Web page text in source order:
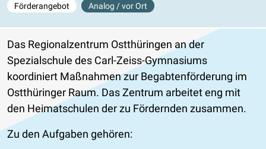
Förderangebot Analog / vor Ort
Das Regionalzentrum Ostthüringen an der
Spezialschule des Carl-Zeiss-Gymnasiums
koordiniert Maßnahmen zur Begabtenförderung im
Ostthüringer Raum. Das Zentrum arbeitet eng mit
den Heimatschulen der zu Fördernden zusammen.
Zu den Aufgaben gehören: